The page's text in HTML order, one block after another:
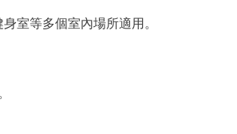
室等多個室內場所適用。